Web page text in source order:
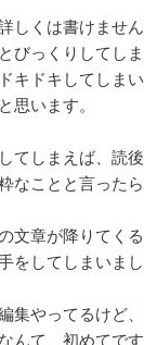
しくは書けませ
びっくりしてし
キドキしてしま
思います。
てしまえば、読
なことと言ったら
文章が降りてく
をしてしまいまし
集やってるけど
んて、初めてで